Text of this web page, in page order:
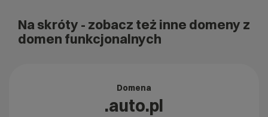
Na skróty - zobacz też inne domeny z
domen funkcjonalnych
Domena
.auto.pl